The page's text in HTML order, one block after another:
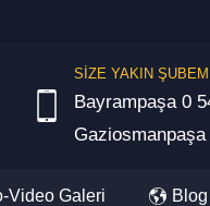
SİZE YAKIN
Bayrampaşa 0
Gaziosmanpaşa
Video Galeri Blog